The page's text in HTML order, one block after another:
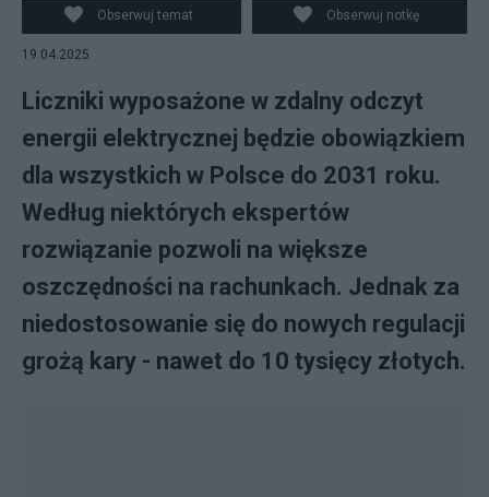
Obserwuj temat Obserwuj notkę
19.04.2025
Liczniki wyposażone w zdalny odczyt
energii elektrycznej będzie obowiązkiem
dla wszystkich w Polsce do 2031 roku.
Według niektórych ekspertów
rozwiązanie pozwoli na większe
oszczędności na rachunkach. Jednak za
niedostosowanie się do nowych regulacji
grożą kary - nawet do 10 tysięcy złotych.